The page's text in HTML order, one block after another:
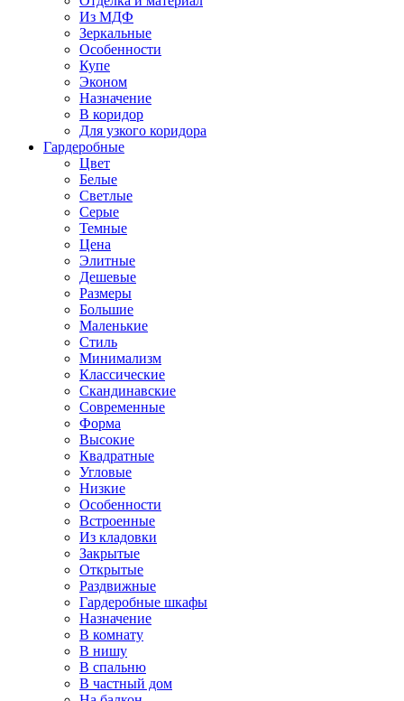
Из МДФ
Зеркальные
Особенности
Купе
Эконом
Назначение
В коридор
Для узкого коридора
Гардеробные
Цвет
Белые
Светлые
Серые
Темные
Цена
Элитные
Дешевые
Размеры
Большие
Маленькие
Стиль
Минимализм
Классические
Скандинавские
Современные
Форма
Высокие
Квадратные
Угловые
Низкие
Особенности
Встроенные
Из кладовки
Закрытые
Открытые
Раздвижные
Гардеробные шкафы
Назначение
В комнату
В нишу
В спальню
В частный дом